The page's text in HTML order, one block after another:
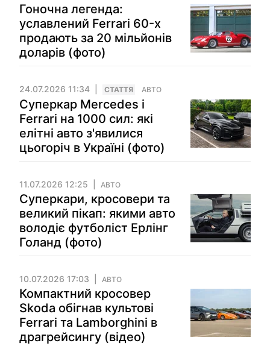
Гоночна легенда:
уславлений Ferrari 60-х
продають за 20 мільйонів
доларів (фото)
24.07.2026 11:34 СТАТТЯ АВТО
Суперкар Mercedes і
Ferrari на 1000 сил: які
елітні авто з'явилися
цьогоріч в Україні (фото)
11.07.2026 12:25 АВТО
Суперкари, кросовери та
великий пікап: якими авто
володіє футболіст Ерлінг
Голанд (фото)
10.07.2026 17:03 АВТО
Компактний кросовер
Skoda обігнав культові
Ferrari та Lamborghini в
драгрейсингу (відео)